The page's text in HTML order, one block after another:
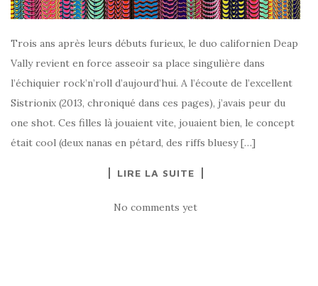
Trois ans après leurs débuts furieux, le duo californien Deap
Vally revient en force asseoir sa place singulière dans
l’échiquier rock’n’roll d’aujourd’hui. A l’écoute de l’excellent
Sistrionix (2013, chroniqué dans ces pages), j’avais peur du
one shot. Ces filles là jouaient vite, jouaient bien, le concept
était cool (deux nanas en pétard, des riffs bluesy […]
LIRE LA SUITE
No comments yet